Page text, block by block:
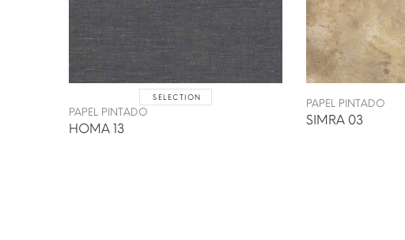
SELECTION
PAPEL PINTADO
HOMA 13
PAPEL PINTADO
SIMRA 03